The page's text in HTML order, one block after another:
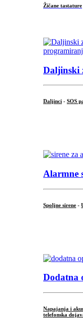
Žičane tastature
Daljinski
Daljinci - SOS
Alarmne
Spoljne sirene -
Dodatna
Napajanja i
telefonska